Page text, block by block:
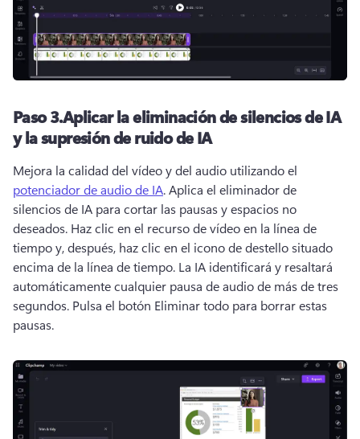
Paso 3.Aplicar la eliminación de silencios de IA
y la supresión de ruido de IA
Mejora la calidad del vídeo y del audio utilizando el
potenciador de audio de IA. Aplica el eliminador de
silencios de IA para cortar las pausas y espacios no
deseados. Haz clic en el recurso de vídeo en la línea de
tiempo y, después, haz clic en el icono de destello situado
encima de la línea de tiempo. La IA identificará y resaltará
automáticamente cualquier pausa de audio de más de tres
segundos. Pulsa el botón Eliminar todo para borrar estas
pausas.